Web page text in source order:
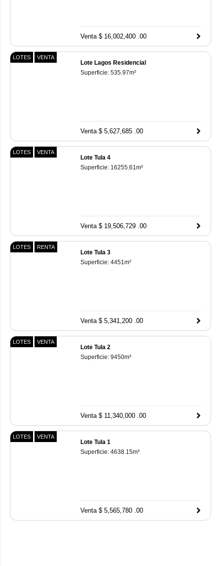
Venta $ 16,002,400 .00
LOTES VENTA
Lote Lagos Residencial
Superficie: 535.97m²
Venta $ 5,627,685 .00
LOTES VENTA
Lote Tula 4
Superficie: 16255.61 m²
Venta $ 19,506,729 .00
LOTES RENTA
Lote Tula 3
Superficie: 4451 m²
Venta $ 5,341,200 .00
LOTES VENTA
Lote Tula 2
Superficie: 9450m²
Venta $ 11,340,000 .00
LOTES VENTA
Lote Tula 1
Superficie: 4638.15m²
Venta $ 5,565,780 .00